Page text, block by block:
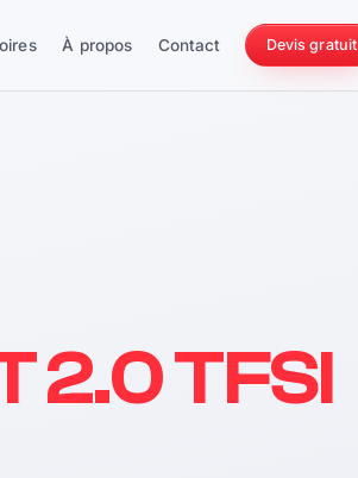
À propos Contact Devis gratuit
2.0 TFSI